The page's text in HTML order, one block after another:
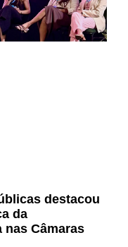
destacou
da
nas Câmaras